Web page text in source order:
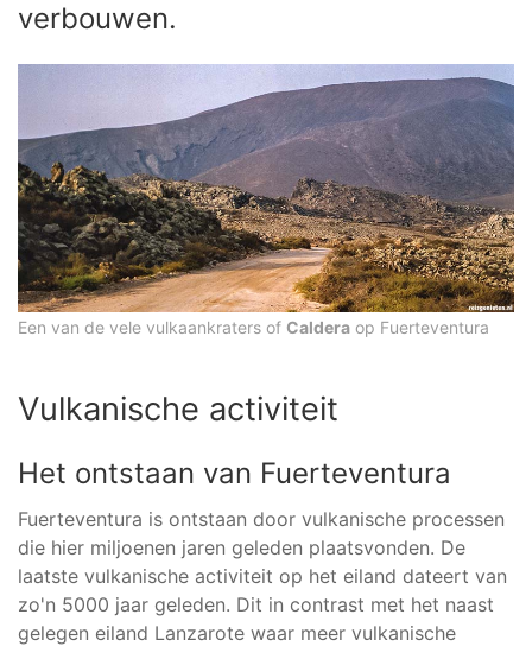
verbouwen.
Een van de vele vulkaankraters of Caldera op Fuerteventura
Vulkanische activiteit
Het ontstaan van Fuerteventura
Fuerteventura is ontstaan door vulkanische processen
die hier miljoenen jaren geleden plaatsvonden. De
laatste vulkanische activiteit op het eiland dateert van
zo'n 5000 jaar geleden. Dit in contrast met het naast
gelegen eiland Lanzarote waar meer vulkanische